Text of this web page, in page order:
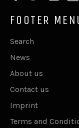
FOOTER
Search
News
About us
Contact us
Imprint
Terms and